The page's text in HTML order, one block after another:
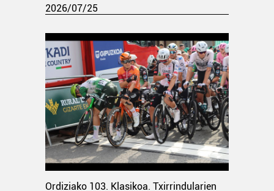
2026/07/25
Ordiziako 103. Klasikoa. Txirrindularien